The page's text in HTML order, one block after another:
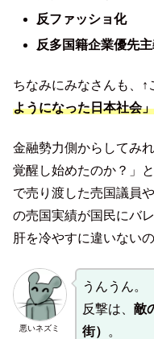
反ファッショ化
反多国籍企業優先
ちなみにみなさんも、↑
ようになった日本社会」
金融勢力側からしてみ
覚醒し始めたのか？」
で売り渡した売国議員
の売国実績が国民にバ
肝を冷やすに違いないの
悪いネズミ
うんうん。
反撃は、 敵
街）
。